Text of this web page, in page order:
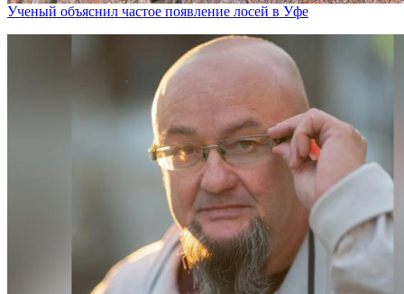
Ученый объяснил частое появление лосей в Уфе